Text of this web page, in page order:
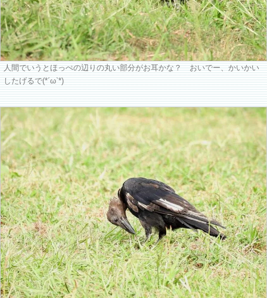
人間でいうとほっぺの辺りの丸い部分がお耳かな？ おいでー、かいかい
したげるで(*´ω`*)